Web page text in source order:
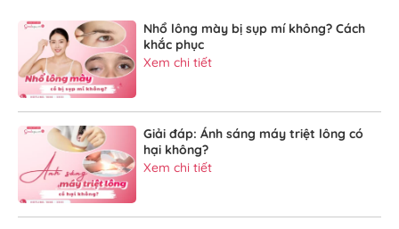
Nhổ lông mày bị sụp mí không? Cách
khắc phục
Xem chi tiết
Giải đáp: Ánh sáng máy triệt lông có
hại không?
Xem chi tiết